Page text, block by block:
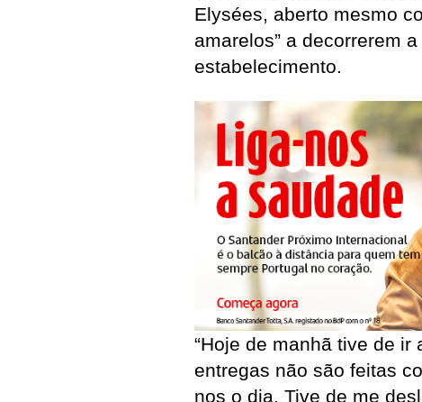
Elysées, aberto mesmo
amarelos” a decorrerem
estabelecimento.
“Hoje de manhã tive de ir
entregas não são feitas
nos o dia. Tive de me